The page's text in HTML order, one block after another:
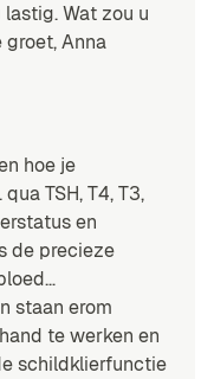
Wat zou u
Anna
hoe je
TSH, T4, T3,
en
de precieze
staan erom
te werken en
schildklierfunctie